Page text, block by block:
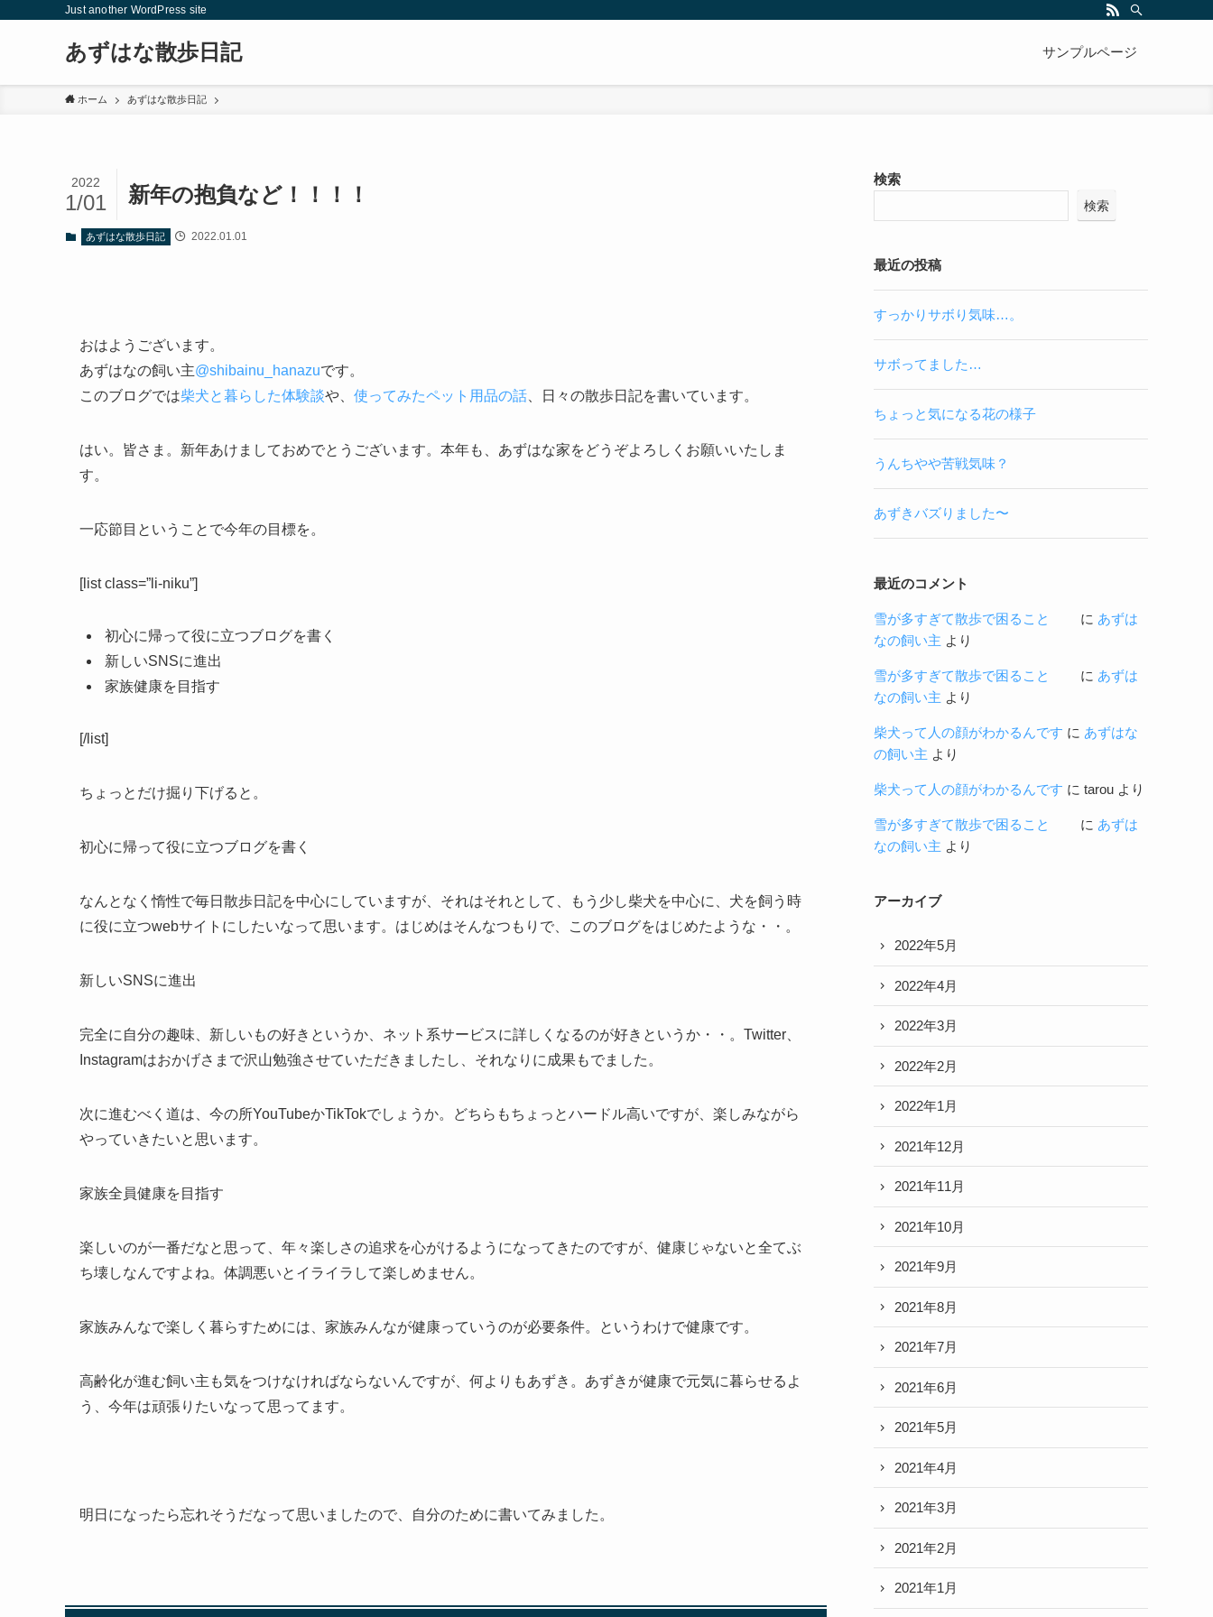
Just another WordPress site
あずはな散歩日記 サンプルページ
ホーム あずはな散歩日記
新年の抱負など！！！！
2022
1/01
あずはな散歩日記 2022.01.01
おはようございます。
あずはなの飼い主@shibainu_hanazuです。
このブログでは柴犬と暮らした体験談や、 使ってみたペット用品の話 、日々の散歩日記を書いています。
はい。皆さま。新年あけましておめでとうございます。本年も、あずはな家をどうぞよろしくお願いいたしま
す。
一応節目ということで今年の目標を。
[list class=”li-niku”]
初心に帰って役に立つブログを書く
新しいSNSに進出
家族健康を目指す
[/list]
ちょっとだけ掘り下げると。
初心に帰って役に立つブログを書く
なんとなく惰性で毎日散歩日記を中心にしていますが、それはそれとして、もう少し柴犬を中心に、犬を飼う時
に役に立つwebサイトにしたいなって思います。はじめはそんなつもりで、このブログをはじめたような・・。
新しいSNSに進出
完全に自分の趣味、新しいもの好きというか、ネット系サービスに詳しくなるのが好きというか・・。Twitter、
Instagramはおかげさまで沢山勉強させていただきましたし、それなりに成果もでました。
次に進むべく道は、今の所YouTubeかTikTokでしょうか。どちらもちょっとハードル高いですが、楽しみながら
やっていきたいと思います。
家族全員健康を目指す
楽しいのが一番だなと思って、年々楽しさの追求を心がけるようになってきたのですが、健康じゃないと全てぶ
ち壊しなんですよね。体調悪いとイライラして楽しめません。
家族みんなで楽しく暮らすためには、家族みんなが健康っていうのが必要条件。というわけで健康です。
高齢化が進む飼い主も気をつけなければならないんですが、何よりもあずき。あずきが健康で元気に暮らせるよ
う、今年は頑張りたいなって思ってます。
明日になったら忘れそうだなって思いましたので、自分のために書いてみました。
検索
検索
最近の投稿
すっかりサボり気味…。
サボってました…
ちょっと気になる花の様子
うんちやや苦戦気味？
あずきバズりました〜
最近のコメント
雪が多すぎて散歩で困ること に あずは
なの飼い主 より
雪が多すぎて散歩で困ること に あずは
なの飼い主 より
柴犬って人の顔がわかるんです に あずはな
の飼い主 より
柴犬って人の顔がわかるんです に tarou より
雪が多すぎて散歩で困ること に あずは
なの飼い主 より
アーカイブ
2022年5月
2022年4月
2022年3月
2022年2月
2022年1月
2021年12月
2021年11月
2021年10月
2021年9月
2021年8月
2021年7月
2021年6月
2021年5月
2021年4月
2021年3月
2021年2月
2021年1月